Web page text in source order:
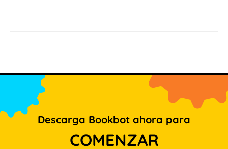
Descarga Bookbot ahora para
COMENZAR